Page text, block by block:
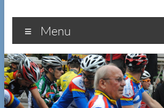
Menu